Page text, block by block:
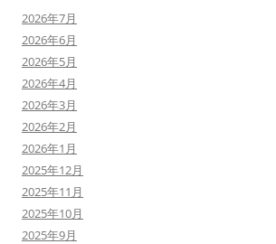
2026年7月
2026年6月
2026年5月
2026年4月
2026年3月
2026年2月
2026年1月
2025年12月
2025年11月
2025年10月
2025年9月